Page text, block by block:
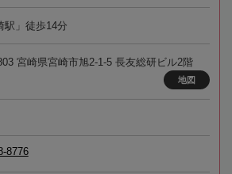
駅」徒歩14分
宮崎県宮崎市旭2-1-5 長友総研ビル2階
地図
8776